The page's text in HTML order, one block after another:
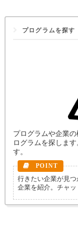
プログラムを探す
プログラムや企業
ログラムを探しま
す。
行きたい企業が見
企業を紹介。チャッ